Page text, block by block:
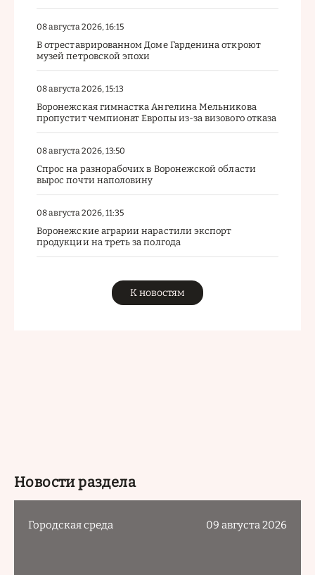
08 августа 2026, 16:15
В отреставрированном Доме Гарденина откроют
музей петровской эпохи
08 августа 2026, 15:13
Воронежская гимнастка Ангелина Мельникова
пропустит чемпионат Европы из-за визового отказа
08 августа 2026, 13:50
Спрос на разнорабочих в Воронежской области
вырос почти наполовину
08 августа 2026, 11:35
Воронежские аграрии нарастили экспорт
продукции на треть за полгода
К новостям
Новости раздела
Городская среда 09 августа 2026